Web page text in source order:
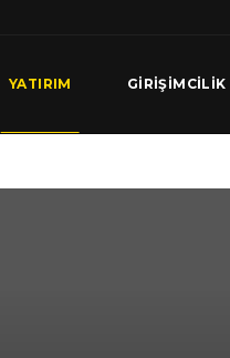
YATIRIM GIRIŞIMCILIK